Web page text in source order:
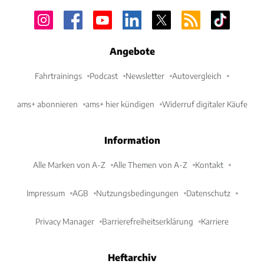
Angebote
Fahrtrainings Podcast Newsletter Autovergleich
ams+ abonnieren ams+ hier kündigen Widerruf digitaler Käufe
Information
Alle Marken von A-Z Alle Themen von A-Z Kontakt
Impressum AGB Nutzungsbedingungen Datenschutz
Privacy Manager Barrierefreiheitserklärung Karriere
Heftarchiv